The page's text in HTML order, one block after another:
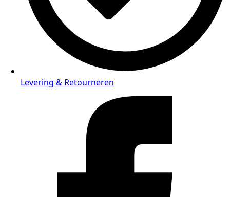
Levering & Retourneren